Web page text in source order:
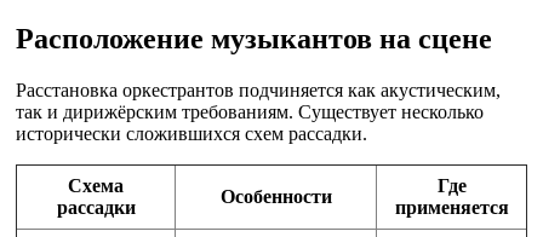
Расположение музыкантов на сцене
Расстановка оркестрантов подчиняется как акустическим,
так и дирижёрским требованиям. Существует несколько
исторически сложившихся схем рассадки.
Схема
рассадки
Особенности
Где
применяется